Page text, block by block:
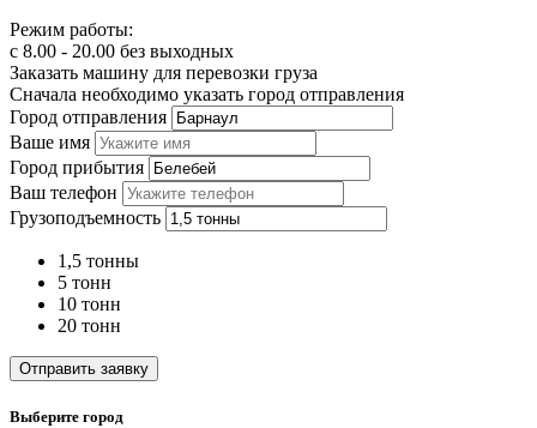
Режим работы:
с 8.00 - 20.00 без выходных
Заказать машину для перевозки груза
Сначала необходимо указать город отправления
Город отправления
Ваше имя
Город прибытия
Ваш телефон
Грузоподъемность
1,5 тонны
5 тонн
10 тонн
20 тонн
Отправить заявку
Выберите город